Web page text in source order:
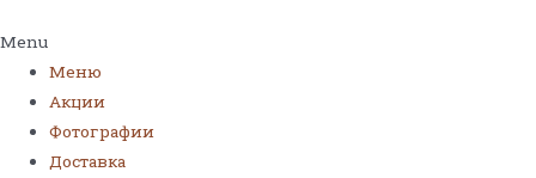
Menu
Меню
Акции
Фотографии
Доставка